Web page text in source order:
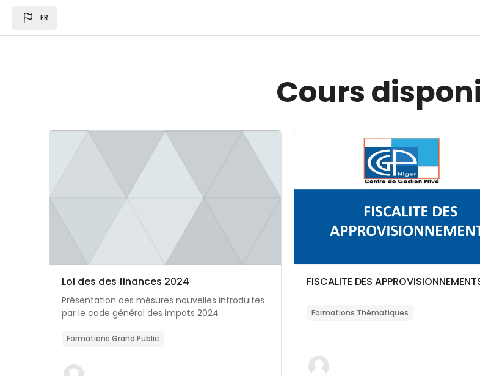
FR
Cours
Image du cours Loi des des finances 2024
Catégorie de cours
Nom du cours
Loi des des finances 2024
Résumé du cours :
Présentation des mésures nouvelles introduites
par le code général des impots 2024
Formations Grand Public
Image du cours FISCALITE DES
Catégorie de cours
Nom du cours
FISCALITE DES
Formations Thématiques